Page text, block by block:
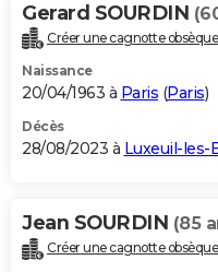
Gerard SOURDIN
Créer une cagnotte
Naissance
20/04/1963 à Paris (Paris)
Décès
28/08/2023 à Luxeuil-les-
Jean SOURDIN (85
Créer une cagnotte